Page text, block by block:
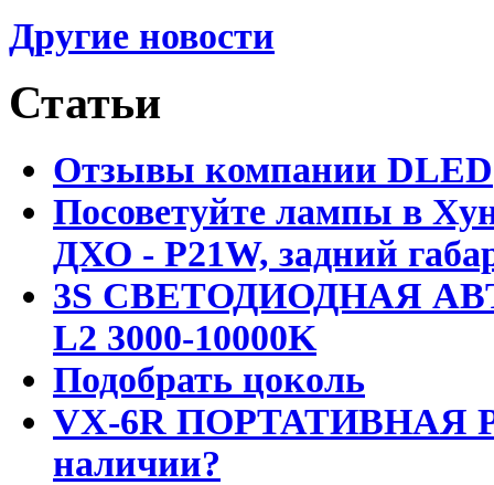
Другие новости
Статьи
Отзывы компании DLED
Посоветуйте лампы в
ДХО - P21W, задний
3S СВЕТОДИОДНАЯ
L2 3000-10000K
Подобрать цоколь
VX-6R ПОРТАТИВНАЯ
наличии?